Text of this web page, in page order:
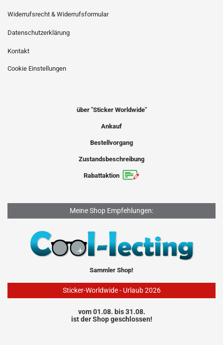
Widerrufsrecht & Widerrufsformular
Datenschutzerklärung
Kontakt
Cookie Einstellungen
über "Sticker Worldwide"
Ankauf
Bestellvorgang
Zustandsbeschreibung
Rabattaktion
Meine Shop Empfehlungen:
Sammler Shop!
Sticker-Worldwide - Urlaub 2026
vom 01.08. bis 31.08.
ist der Shop geschlossen!